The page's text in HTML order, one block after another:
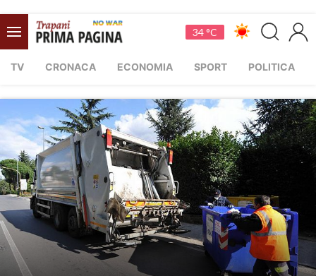
34 °C
TV CRONACA ECONOMIA SPORT POLITICA